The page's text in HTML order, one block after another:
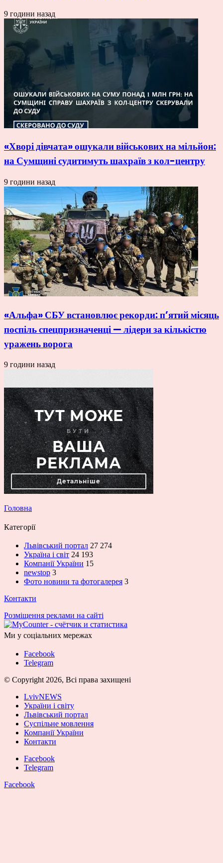
9 години назад
«Хворі дівчата» ошукали військових на мільйон:
на Сумщині судитимуть шахраїв з кол-центру
9 години назад
«Альфа» СБУ встановлює рекорди: п’ятий місяць
поспіль спецпризначенці — лідери за кількістю
уражень ворога
9 години назад
Головна
Категорії
Львівський портал 27 274
Україна і світ 24 193
Компанії України 15
newstop 3
Фото новини та фотогалерея 3
Контакти
Розміщення реклами на сайті
Ми у соціальних мережах
Facebook
Telegram
© Copyright 2026, Всі права захищені
LvivNEWS
України і світу
Львівський портал
Суспільне мовлення
Компанії України
Контакти
Facebook
Telegram
Facebook